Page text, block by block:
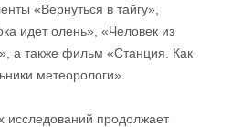
«Вернуться в тайгу»,
идет олень», «Человек из
а также фильм «Станция. Как
метеорологи».
продолжает